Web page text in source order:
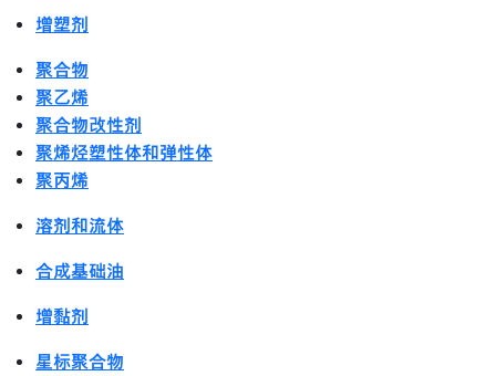
增塑剂
聚合物
聚乙烯
聚合物改性剂
聚烯烃塑性体和弹性体
聚丙烯
溶剂和流体
合成基础油
增黏剂
星标聚合物